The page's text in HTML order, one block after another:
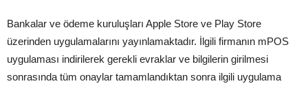
Bankalar ve ödeme kuruluşları Apple Store ve Play Store
üzerinden uygulamalarını yayınlamaktadır. İlgili firmanın mPOS
uygulaması indirilerek gerekli evraklar ve bilgilerin girilmesi
sonrasında tüm onaylar tamamlandıktan sonra ilgili uygulama